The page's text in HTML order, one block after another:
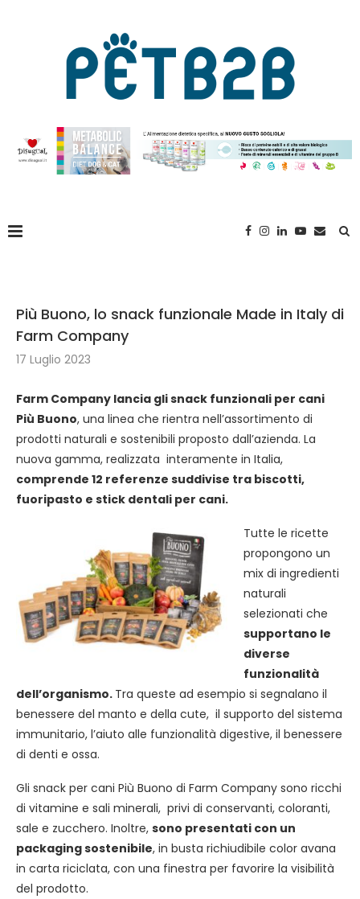
Più Buono, lo snack funzionale Made in Italy di
Farm Company
17 Luglio 2023
Farm Company lancia gli snack funzionali per cani
Più Buono, una linea che rientra nell’assortimento di
prodotti naturali e sostenibili proposto dall’azienda. La
nuova gamma, realizzata interamente in Italia,
comprende 12 referenze suddivise tra biscotti,
fuoripasto e stick dentali per cani.
Tutte le ricette
propongono un
mix di ingredienti
naturali
selezionati che
supportano le
diverse
funzionalità
dell’organismo. Tra queste ad esempio si segnalano il
benessere del manto e della cute, il supporto del sistema
immunitario, l’aiuto alle funzionalità digestive, il benessere
di denti e ossa.
Gli snack per cani Più Buono di Farm Company sono ricchi
di vitamine e sali minerali, privi di conservanti, coloranti,
sale e zucchero. Inoltre, sono presentati con un
packaging sostenibile, in busta richiudibile color avana
in carta riciclata, con una finestra per favorire la visibilità
del prodotto.